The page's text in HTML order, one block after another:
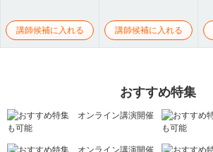
講師候補に入れる 講師候補に入れる
おすすめ特集